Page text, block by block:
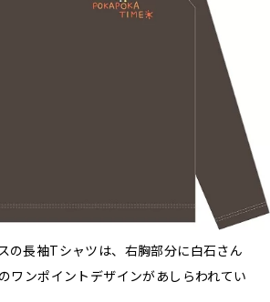
の長袖Tシャツは、右胸部分に白石さん
ワンポイントデザインがあしらわれてい